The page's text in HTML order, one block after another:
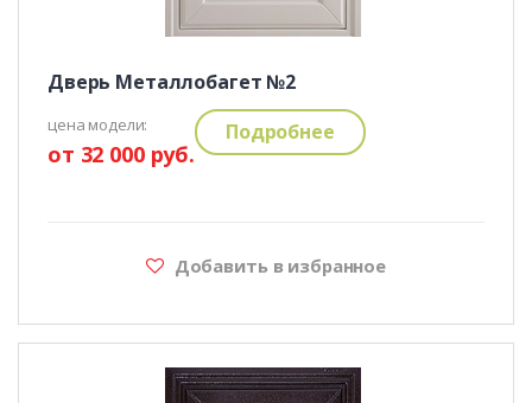
Дверь Металлобагет №2
цена модели:
от 32 000 руб.
Подробнее
Добавить в избранное